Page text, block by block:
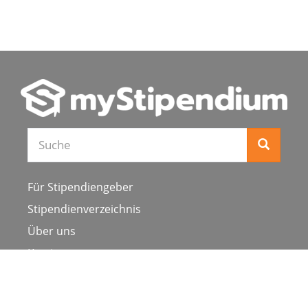
Suche
Für Stipendiengeber
Stipendienverzeichnis
Über uns
Karriere